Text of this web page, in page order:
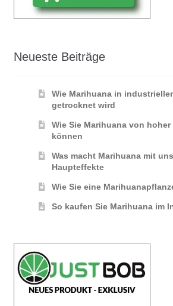
Neueste Beiträge
Wie Marihuana in
getrocknet wird
Wie Sie Marihuana von
können
Was macht Marihuana mit
Haupteffekte
Wie Sie eine
So kaufen Sie Marihuana im